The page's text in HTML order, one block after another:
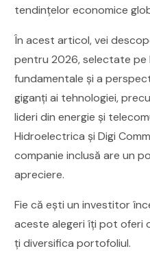
tendințelor economice
În acest articol, vei
pentru 2026, selectate pe
fundamentale și a
giganți ai tehnologiei,
lideri din energie și
Hidroelectrica și Digi
companie inclusă are un
apreciere.
Fie că ești un investitor
aceste alegeri îți pot
ți diversifica portofoliul.